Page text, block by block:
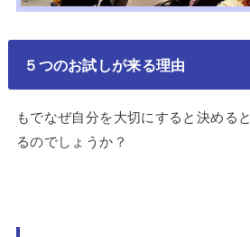
５つのお試しが来る理由
もでなぜ自分を大切にすると決める
るのでしょうか？